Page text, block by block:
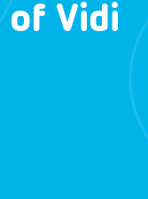
of Vidi